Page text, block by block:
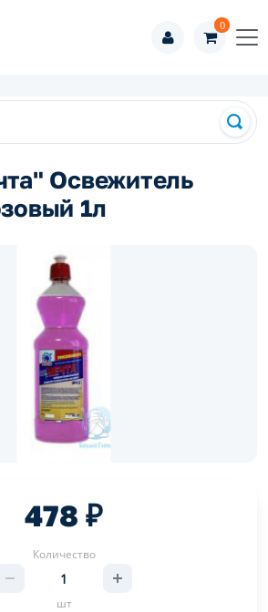
0
Освежитель
1л
478 ₽
Количество
шт